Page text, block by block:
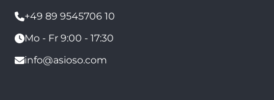
+49 89 9545706 10
Mo - Fr 9:00 - 17:30
info@asioso.com